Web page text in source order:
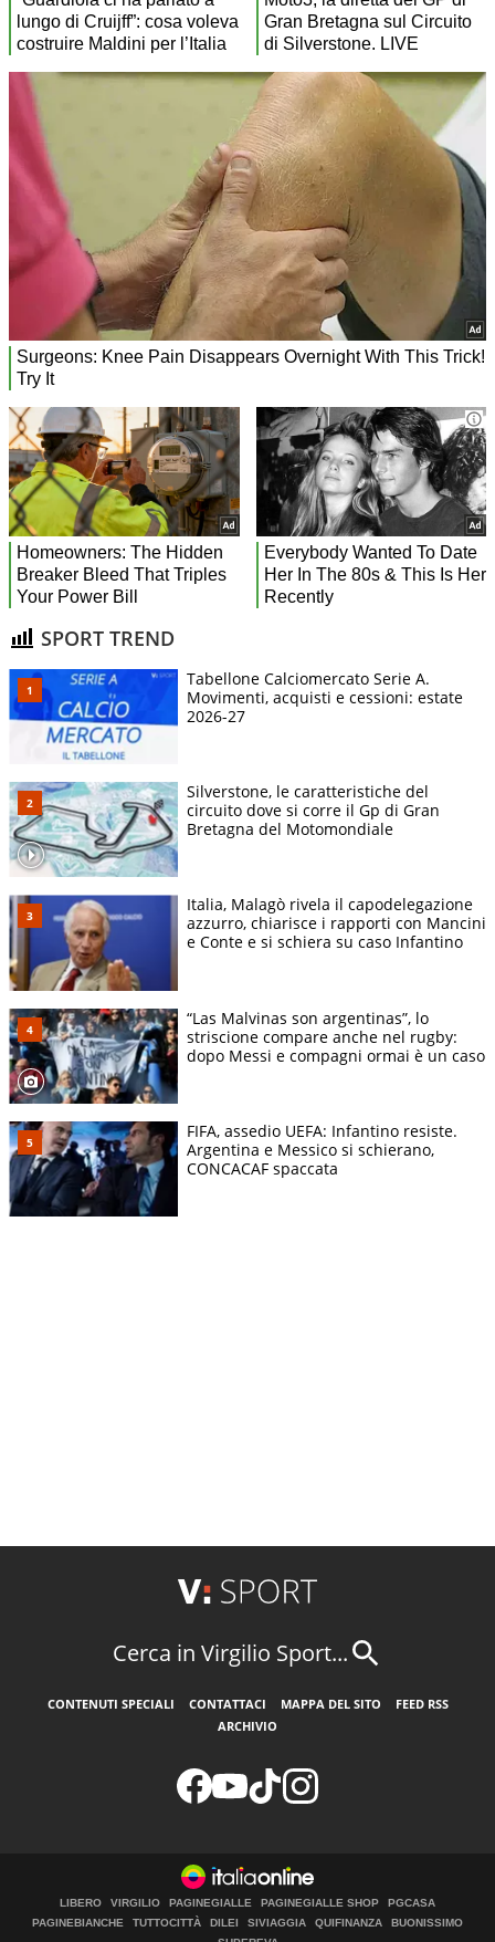
SPORT TREND
Tabellone Calciomercato Serie A.
Movimenti, acquisti e cessioni: estate
2026-27
Silverstone, le caratteristiche del
circuito dove si corre il Gp di Gran
Bretagna del Motomondiale
Italia, Malagò rivela il capodelegazione
azzurro, chiarisce i rapporti con Mancini
e Conte e si schiera su caso Infantino
“Las Malvinas son argentinas”, lo
striscione compare anche nel rugby:
dopo Messi e compagni ormai è un caso
FIFA, assedio UEFA: Infantino resiste.
Argentina e Messico si schierano,
CONCACAF spaccata
Cerca in Virgilio Sport...
CONTENUTI SPECIALI CONTATTACI MAPPA DEL SITO
FEED RSS
ARCHIVIO
LIBERO VIRGILIO PAGINEGIALLE PAGINEGIALLE SHOP
PGCASA
PAGINEBIANCHE
TUTTOCITTÀ DILEI SIVIAGGIA QUIFINANZA
BUONISSIMO